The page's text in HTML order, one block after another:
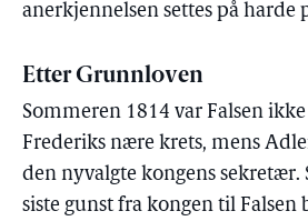
anerkjennelsen settes på harde
Etter Grunnloven
Sommeren 1814 var Falsen
Frederiks nære krets, mens
den nyvalgte kongens sekretær.
siste gunst fra kongen til